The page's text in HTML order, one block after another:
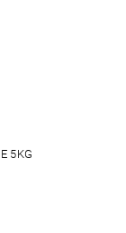
5KG